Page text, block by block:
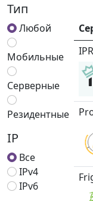
Тип
Любой
Мобильные
Серверные
Резидентные
IP
Все
IPv4
IPv6